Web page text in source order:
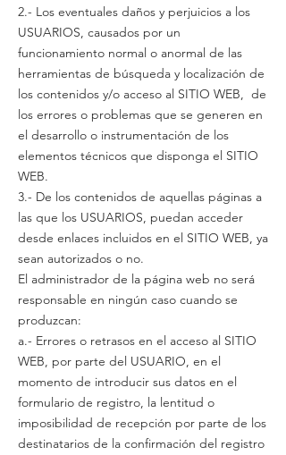
2.- Los eventuales daños y perjuicios a los
USUARIOS, causados ​​por un
funcionamiento normal o anormal de las
herramientas de búsqueda y localización de
los contenidos y/o acceso al SITIO WEB, de
los errores o problemas que se generen en
el desarrollo o instrumentación de los
elementos técnicos que disponga el SITIO
WEB.
3.- De los contenidos de aquellas páginas a
las que los USUARIOS, puedan acceder
desde enlaces incluidos en el SITIO WEB, ya
sean autorizados o no.
El administrador de la página web no será
responsable en ningún caso cuando se
produzcan:
a.- Errores o retrasos en el acceso al SITIO
WEB, por parte del USUARIO, en el
momento de introducir sus datos en el
formulario de registro, la lentitud o
imposibilidad de recepción por parte de los
destinatarios de la confirmación del registro